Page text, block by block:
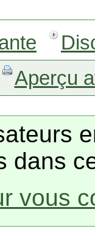
Aperçu
dans
vous